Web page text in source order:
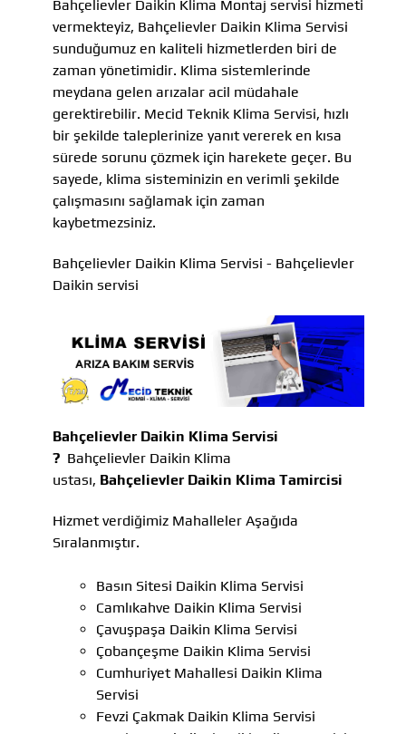
Bahçelievler Daikin Klima Montaj servisi hizmeti
vermekteyiz, Bahçelievler Daikin Klima Servisi
sunduğumuz en kaliteli hizmetlerden biri de
zaman yönetimidir. Klima sistemlerinde
meydana gelen arızalar acil müdahale
gerektirebilir. Mecid Teknik Klima Servisi, hızlı
bir şekilde taleplerinize yanıt vererek en kısa
sürede sorunu çözmek için harekete geçer. Bu
sayede, klima sisteminizin en verimli şekilde
çalışmasını sağlamak için zaman
kaybetmezsiniz.
Bahçelievler Daikin Klima Servisi - Bahçelievler
Daikin servisi
Bahçelievler Daikin Klima Servisi
? Bahçelievler Daikin Klima
ustası, Bahçelievler Daikin Klima Tamircisi
Hizmet verdiğimiz Mahalleler Aşağıda
Sıralanmıştır.
Basın Sitesi Daikin Klima Servisi
Camlıkahve Daikin Klima Servisi
Çavuşpaşa Daikin Klima Servisi
Çobançeşme Daikin Klima Servisi
Cumhuriyet Mahallesi Daikin Klima
Servisi
Fevzi Çakmak Daikin Klima Servisi